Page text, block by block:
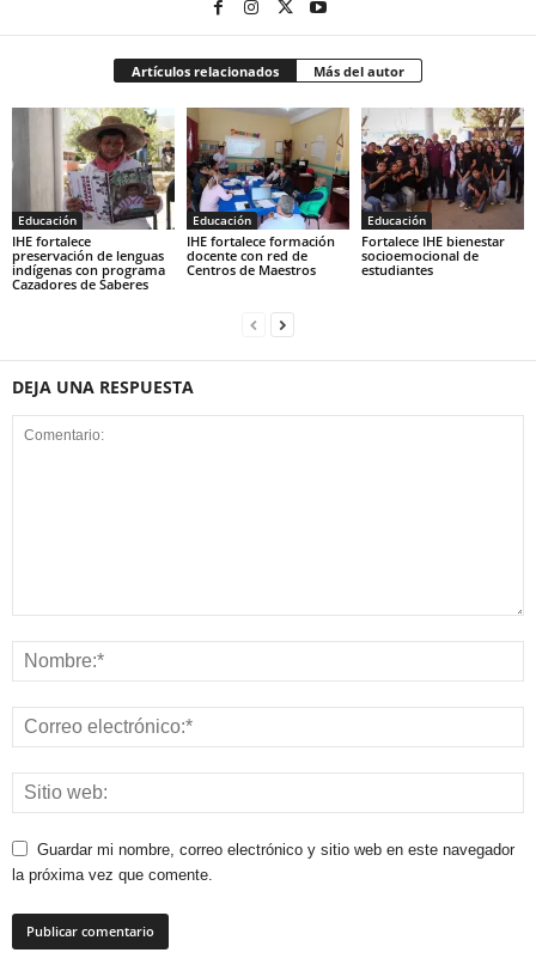
Artículos relacionados Más del autor
Educación
IHE fortalece
preservación de lenguas
indígenas con programa
Cazadores de Saberes
Educación
IHE fortalece formación
docente con red de
Centros de Maestros
Educación
Fortalece IHE bienestar
socioemocional de
estudiantes
DEJA UNA RESPUESTA
Guardar mi nombre, correo electrónico y sitio web en este navegador
la próxima vez que comente.